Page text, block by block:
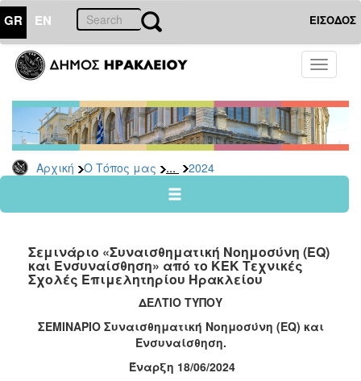
GR EN ΕΙΣΟΔΟΣ
Toggle
Αρχική Ο Τόπος μας ... 2024
ΤΟΠΟΣ
ΜΑΣ
Ανακοινώσεις
Αρχείο
2026
2024
2022
2021
2019
Σεμινάριο «Συναισθηματική Νοημοσύνη (EQ)
και Ενσυναίσθηση» από το ΚΕΚ Τεχνικές
Σχολές Επιμελητηρίου Ηρακλείου
ΔΕΛΤΙΟ ΤΥΠΟΥ
ΣΕΜΙΝΑΡΙΟ Συναισθηματική Νοημοσύνη (EQ) και
Ενσυναίσθηση.
Έναρξη 18/06/2024